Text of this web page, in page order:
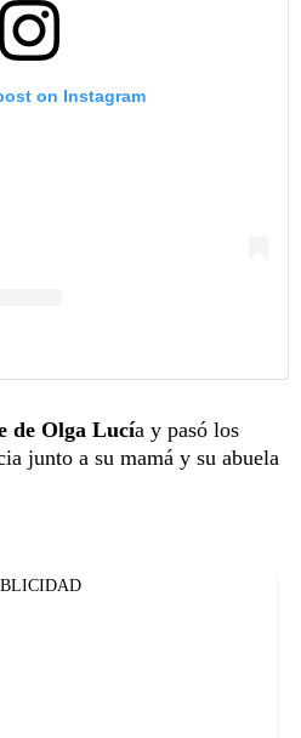
on Instagram
de Olga Lucía y pasó los
junto a su mamá y su abuela